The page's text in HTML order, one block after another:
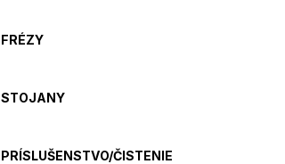
FRÉZY
STOJANY
PRÍSLUŠENSTVO/ČISTENIE